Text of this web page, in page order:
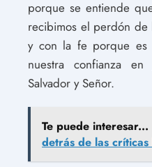
porque se entiende
recibimos el perdón de
y con la fe porque es
nuestra confianza en
Salvador y Señor.
Te puede interesar...
detrás de las